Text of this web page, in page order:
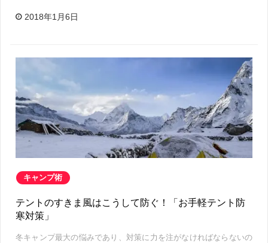
2018年1月6日
キャンプ術
テントのすきま風はこうして防ぐ！「お手軽テント防
寒対策」
冬キャンプ最大の悩みであり、対策に力を注がなければならないの